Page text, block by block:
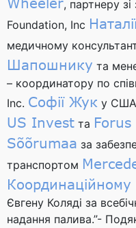
, партнеру зі
Foundation, Inc
медичному
Шапошнику та
– координатору по
Inc. Софії Жук у
US Invest та Forus
Sõõrumaa за
транспортом
Координаційному
Євгену Коляді за
надання палива.”-